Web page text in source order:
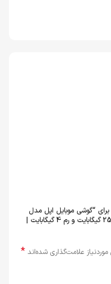
“گوشی موبایل اپل مدل
iPhone 13 ch (استوک) دوسیم کارت حافظه 256 گیگابایت و رم 4 گیگابایت |
علامت‌گذاری شده‌اند *